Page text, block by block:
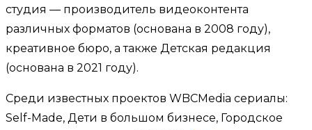
студия — производитель видеоконтента
различных форматов (основана в 2008 году),
креативное бюро, а также Детская редакция
(основана в 2021 году).
Среди известных проектов WBCMedia сериалы:
Self-Made, Дети в большом бизнесе, Городское